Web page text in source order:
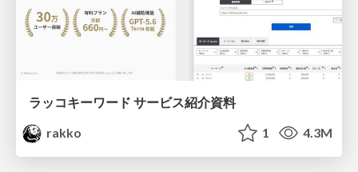
ラッコキーワード サービス紹介資料
rakko
1 4.3M